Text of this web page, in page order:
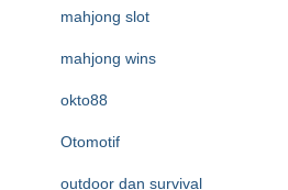
mahjong slot
mahjong wins
okto88
Otomotif
outdoor dan survival